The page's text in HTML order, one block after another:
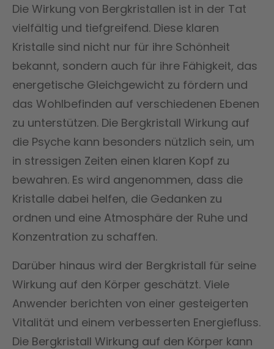
Die Wirkung von Bergkristallen ist in der Tat
vielfältig und tiefgreifend. Diese klaren
Kristalle sind nicht nur für ihre Schönheit
bekannt, sondern auch für ihre Fähigkeit, das
energetische Gleichgewicht zu fördern und
das Wohlbefinden auf verschiedenen Ebenen
zu unterstützen. Die Bergkristall Wirkung auf
die Psyche kann besonders nützlich sein, um
in stressigen Zeiten einen klaren Kopf zu
bewahren. Es wird angenommen, dass die
Kristalle dabei helfen, die Gedanken zu
ordnen und eine Atmosphäre der Ruhe und
Konzentration zu schaffen.
Darüber hinaus wird der Bergkristall für seine
Wirkung auf den Körper geschätzt. Viele
Anwender berichten von einer gesteigerten
Vitalität und einem verbesserten Energiefluss.
Die Bergkristall Wirkung auf den Körper kann